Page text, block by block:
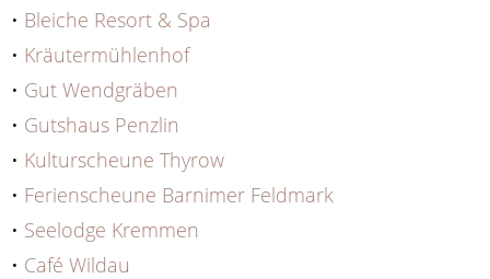
• Bleiche Resort & Spa
• Kräutermühlenhof
• Gut Wendgräben
• Gutshaus Penzlin
• Kulturscheune Thyrow
• Ferienscheune Barnimer Feldmark
• Seelodge Kremmen
• Café Wildau